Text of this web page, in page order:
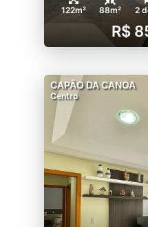
122m² 88m² 2
R$
CAPÃO DA CANOA
Centro